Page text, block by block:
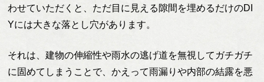
わせていただくと、ただ目に見える隙間を埋めるだけのDI
Yには大きな落とし穴があります。
それは、建物の伸縮性や雨水の逃げ道を無視してガチガチ
に固めてしまうことで、かえって雨漏りや内部の結露を悪